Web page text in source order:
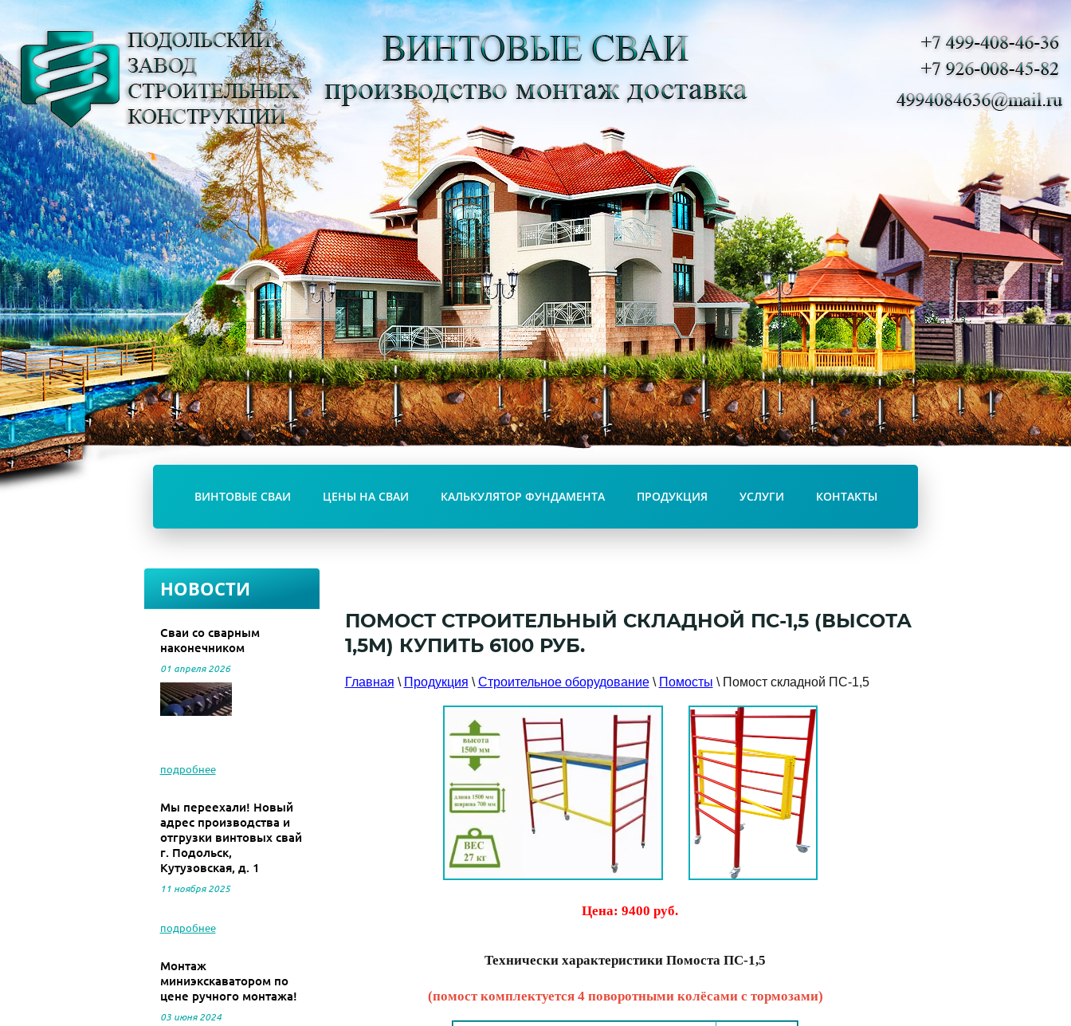
ВИНТОВЫЕ СВАИ ЦЕНЫ НА СВАИ КАЛЬКУЛЯТОР ФУНДАМЕНТА ПРОДУКЦИЯ УСЛУГИ КОНТАКТЫ
НОВОСТИ
Cваи со сварным
наконечником
01 апреля 2026
подробнее
Мы переехали! Новый
адрес производства и
отгрузки винтовых свай
г. Подольск,
Кутузовская, д. 1
11 ноября 2025
подробнее
Монтаж
миниэкскаватором по
цене ручного монтажа!
03 июня 2024
ПОМОСТ СТРОИТЕЛЬНЫЙ СКЛАДНОЙ ПС-1,5 (ВЫСОТА
1,5М) КУПИТЬ 6100 РУБ.
Главная \ Продукция \ Строительное оборудование\ Помосты \ Помост складной ПС-1,5
Цена: 9400 руб.
Технически характеристики Помоста ПС-1,5
(помост комплектуется 4 поворотными колёсами с тормозами)